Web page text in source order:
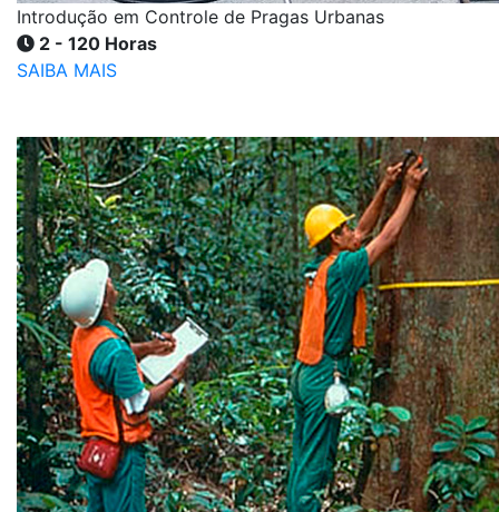
Introdução em Controle de Pragas Urbanas
2 - 120 Horas
SAIBA MAIS